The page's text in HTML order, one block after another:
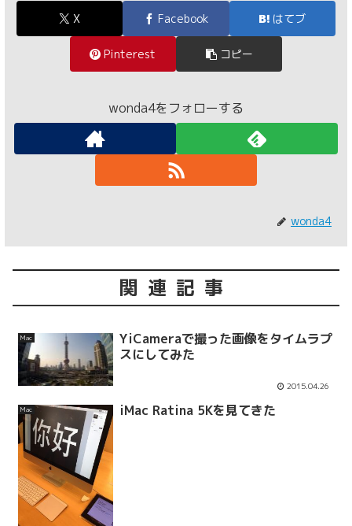
X Facebook はてブ
Pinterest コピー
wonda4をフォローする
wonda4
関連記事
Mac
YiCameraで撮った画像をタイムラプ
スにしてみた
2015.04.26
Mac iMac Ratina 5Kを見てきた